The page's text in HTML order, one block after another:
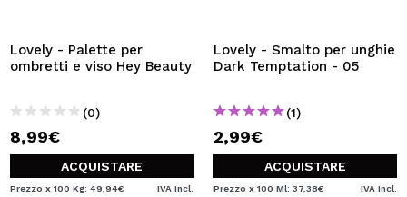
Creando un account su Maquibeauty.it potrai fare i tuoi
acquisti velocemente, controllare lo stato dei tuoi ordini e
consultare le tue operazioni precedenti.
CREARE UN ACCOUNT
Lovely - Palette per
ombretti e viso Hey Beauty
(0)
8,99€
ACQUISTARE
Prezzo x 100 Kg: 49,94€ IVA Incl.
Lovely - Smalto per unghie
Dark Temptation - 05
(1)
2,99€
ACQUISTARE
Prezzo x 100 Ml: 37,38€ IVA Incl.